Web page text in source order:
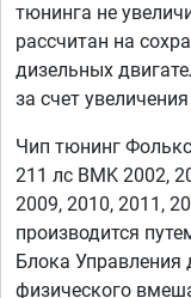
тюнинга не
рассчитан на
дизельных
за счет
Чип тюнинг
211 лс BMK 2002,
2009, 2010, 2011,
производится
Блока Управления
физического